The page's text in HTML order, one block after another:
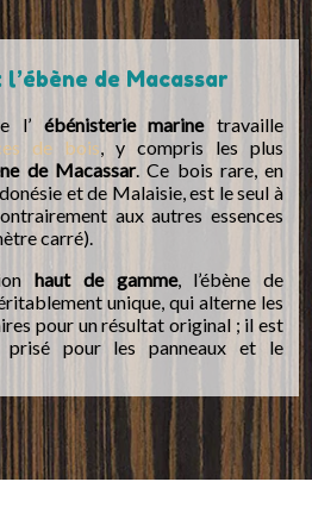
de Macassar
l’ ébénisterie marinetravaille
de bois, y compris les plus
de Macassar. Ce bois rare, en
et de Malaisie, est le seul à
aux autres essences
carré).
haut de gamme, l’ébène de
unique, qui alterne les
pour un résultat original ; il est
prisé pour les panneaux et le